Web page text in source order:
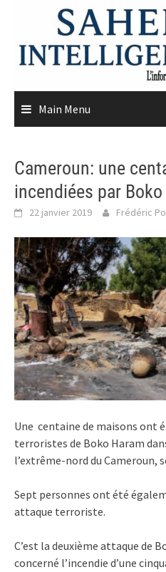
content
Main Menu
Cameroun: une
incendiées par Boko
22 janvier 2019 Frédéric
Une centaine de maisons ont
terroristes de Boko Haram
l’extrême-nord du Cameroun,
Sept personnes ont été
attaque terroriste.
C’est la deuxième attaque de
concerné l’incendie d’une